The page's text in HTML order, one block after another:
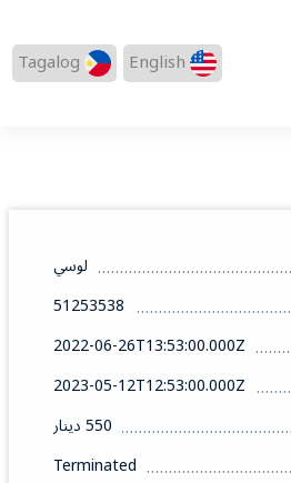
English
Tagalog
لوسي
51253538
2022-06-26T13:53:00.000Z
2023-05-12T12:53:00.000Z
550 دينار
Terminated